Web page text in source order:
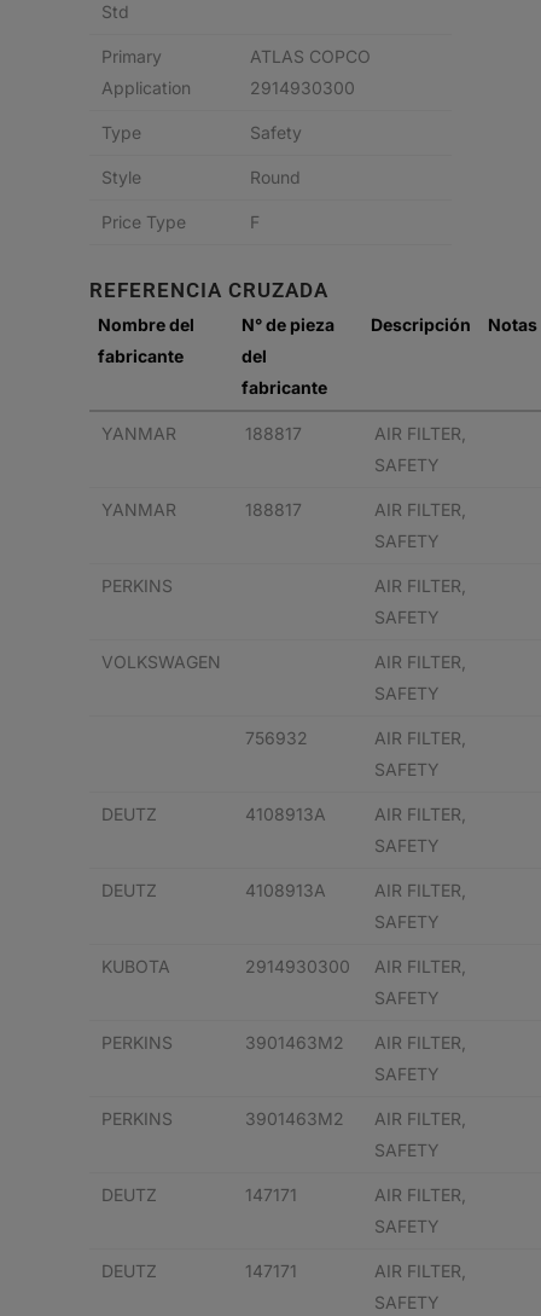
Std
Primary
Application
ATLAS COPCO
2914930300
Type Safety
Style Round
Price Type F
REFERENCIA CRUZADA
Nombre del
fabricante
N° de pieza
del
fabricante
Descripción Notas
YANMAR 188817
AIR FILTER,
SAFETY
YANMAR 188817
AIR FILTER,
SAFETY
PERKINS
AIR FILTER,
SAFETY
VOLKSWAGEN
AIR FILTER,
SAFETY
756932
AIR FILTER,
SAFETY
DEUTZ 4108913A
AIR FILTER,
SAFETY
DEUTZ 4108913A
AIR FILTER,
SAFETY
KUBOTA 2914930300
AIR FILTER,
SAFETY
PERKINS 3901463M2
AIR FILTER,
SAFETY
PERKINS 3901463M2
AIR FILTER,
SAFETY
DEUTZ 147171
AIR FILTER,
SAFETY
DEUTZ 147171
AIR FILTER,
SAFETY